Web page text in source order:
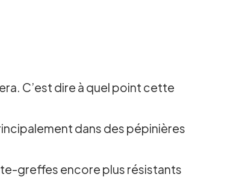
C’est dire à quel point cette
dans des pépinières
greffes encore plus résistants